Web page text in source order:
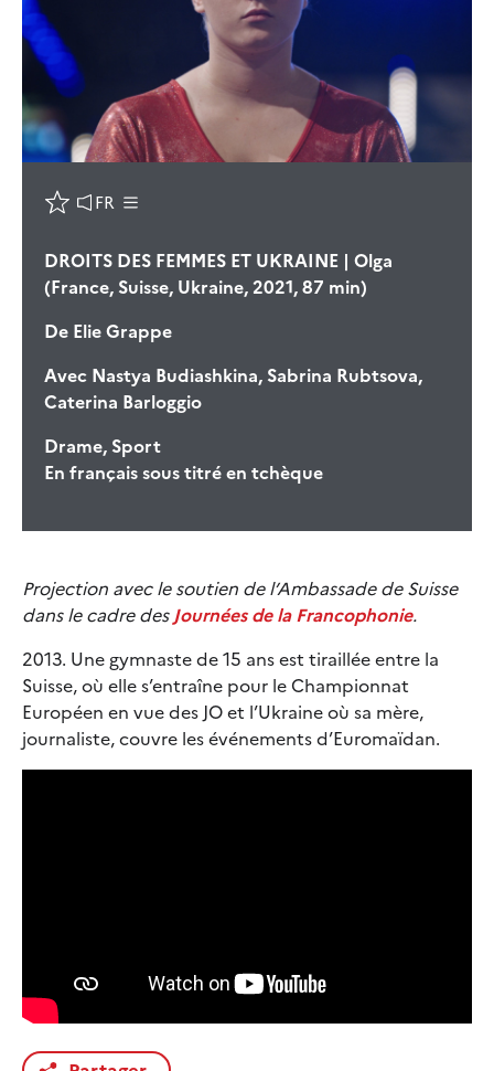
FR
DROITS DES FEMMES ET UKRAINE | Olga
(France, Suisse, Ukraine, 2021, 87 min)
De Elie Grappe
Avec Nastya Budiashkina, Sabrina Rubtsova,
Caterina Barloggio
Drame, Sport
En français sous titré en tchèque
Projection avec le soutien de l’Ambassade de Suisse
dans le cadre des Journées de la Francophonie.
2013. Une gymnaste de 15 ans est tiraillée entre la
Suisse, où elle s’entraîne pour le Championnat
Européen en vue des JO et l’Ukraine où sa mère,
journaliste, couvre les événements d’Euromaïdan.